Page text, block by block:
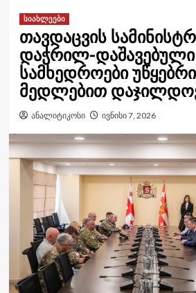
სიახლეები
თავდაცვის
დაჭრილ-დაშავებული
სამხედროები
მედლებით
ანალიტიკოსი ივნისი 7, 2026